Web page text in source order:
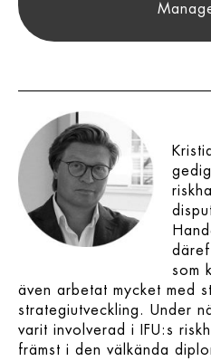
som
även arbetat mycket med
strategiutveckling. Under
varit involverad i IFU:s
främst i den välkända